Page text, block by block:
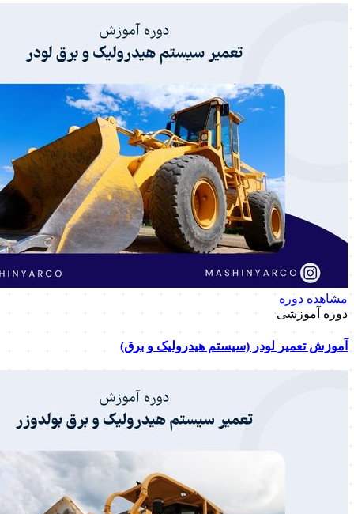
مشاهده دوره
دوره آموزشی
آموزش تعمیر لودر (سیستم هیدرولیک و برق)